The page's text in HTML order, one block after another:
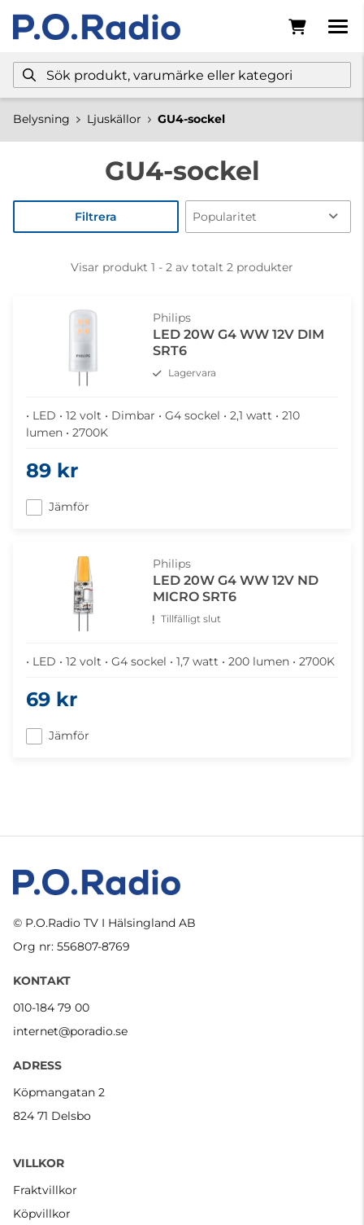
Belysning Ljuskällor GU4-sockel
GU4-sockel
Filtrera
Visar produkt 1 - 2 av totalt 2 produkter
Philips
LED 20W G4 WW 12V DIM
SRT6
Lagervara
• LED • 12 volt • Dimbar • G4 sockel • 2,1 watt • 210
lumen • 2700K
89 kr
Jämför
Philips
LED 20W G4 WW 12V ND
MICRO SRT6
Tillfälligt slut
• LED • 12 volt • G4 sockel • 1,7 watt • 200 lumen • 2700K
69 kr
Jämför
© P.O.Radio TV I Hälsingland AB
Org nr: 556807-8769
KONTAKT
010-184 79 00
internet@poradio.se
ADRESS
Köpmangatan 2
824 71 Delsbo
VILLKOR
Fraktvillkor
Köpvillkor